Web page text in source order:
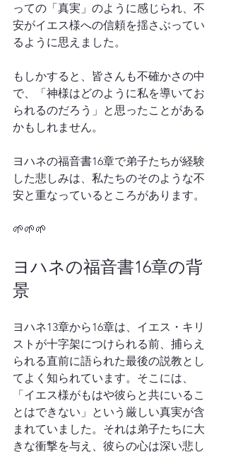
っての「真実」のように感じられ、不
安がイエス様への信頼を揺さぶってい
るように思えました。
もしかすると、皆さんも不確かさの中
で、「神様はどのように私を導いてお
られるのだろう」と思ったことがある
かもしれません。
ヨハネの福音書16章で弟子たちが経験
した悲しみは、私たちのそのような不
安と重なっているところがあります。
🌱🌱🌱
ヨハネの福音書16章の背
景
ヨハネ13章から16章は、イエス・キリ
ストが十字架につけられる前、捕らえ
られる直前に語られた最後の説教とし
てよく知られています。そこには、
「イエス様がもはや彼らと共にいるこ
とはできない」という厳しい真実が含
まれていました。それは弟子たちに大
きな衝撃を与え、彼らの心は深い悲し